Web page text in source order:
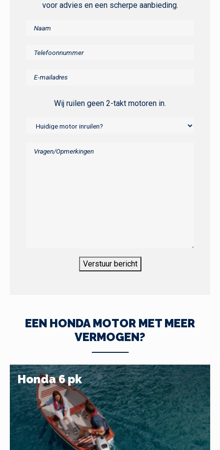
voor advies en een scherpe aanbieding.
Wij ruilen geen 2-takt motoren in.
Verstuur bericht
EEN HONDA MOTOR MET MEER
VERMOGEN?
Honda 6 pk